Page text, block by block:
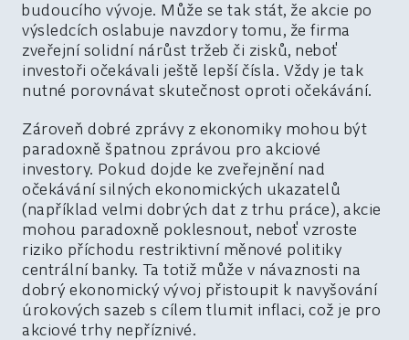
budoucího vývoje. Může se tak stát, že akcie po
výsledcích oslabuje navzdory tomu, že firma
zveřejní solidní nárůst tržeb či zisků, neboť
investoři očekávali ještě lepší čísla. Vždy je tak
nutné porovnávat skutečnost oproti očekávání.
Zároveň dobré zprávy z ekonomiky mohou být
paradoxně špatnou zprávou pro akciové
investory. Pokud dojde ke zveřejnění nad
očekávání silných ekonomických ukazatelů
(například velmi dobrých dat z trhu práce), akcie
mohou paradoxně poklesnout, neboť vzroste
riziko příchodu restriktivní měnové politiky
centrální banky. Ta totiž může v návaznosti na
dobrý ekonomický vývoj přistoupit k navyšování
úrokových sazeb s cílem tlumit inflaci, což je pro
akciové trhy nepříznivé.